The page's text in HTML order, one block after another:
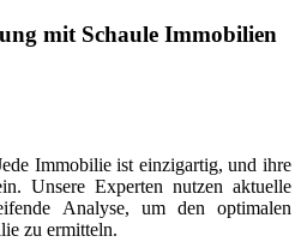
mit Schaule Immobilien
Immobilie ist einzigartig, und ihre
Unsere Experten nutzen aktuelle
Analyse, um den optimalen
zu ermitteln.